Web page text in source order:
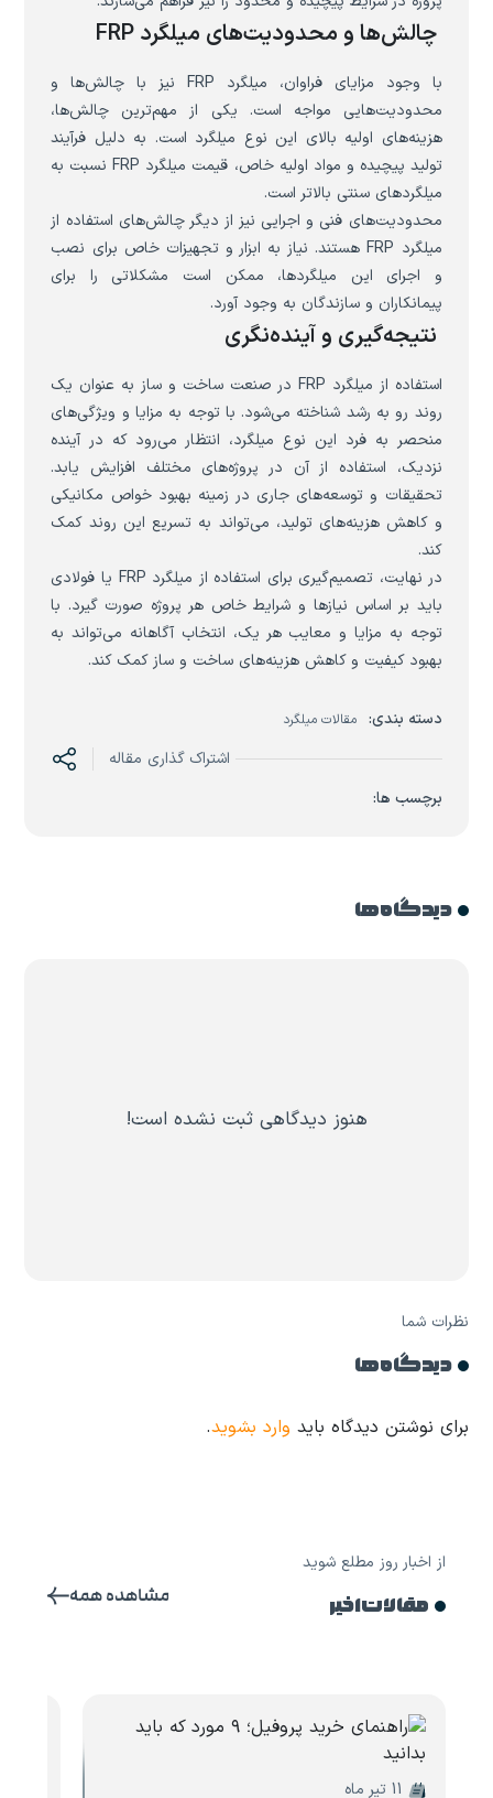
چالش‌ها و محدودیت‌های میلگرد FRP
با وجود مزایای فراوان، میلگرد FRP نیز با چالش‌ها و
محدودیت‌هایی مواجه است. یکی از مهم‌ترین چالش‌ها،
هزینه‌های اولیه بالای این نوع میلگرد است. به دلیل فرآیند
تولید پیچیده و مواد اولیه خاص، قیمت میلگرد FRP نسبت به
میلگردهای سنتی بالاتر است.
محدودیت‌های فنی و اجرایی نیز از دیگر چالش‌های استفاده از
میلگرد FRP هستند. نیاز به ابزار و تجهیزات خاص برای نصب
و اجرای این میلگردها، ممکن است مشکلاتی را برای
پیمانکاران و سازندگان به وجود آورد.
نتیجه‌گیری و آینده‌نگری
استفاده از میلگرد FRP در صنعت ساخت و ساز به عنوان یک
روند رو به رشد شناخته می‌شود. با توجه به مزایا و ویژگی‌های
منحصر به فرد این نوع میلگرد، انتظار می‌رود که در آینده
نزدیک، استفاده از آن در پروژه‌های مختلف افزایش یابد.
تحقیقات و توسعه‌های جاری در زمینه بهبود خواص مکانیکی
و کاهش هزینه‌های تولید، می‌تواند به تسریع این روند کمک
کند.
در نهایت، تصمیم‌گیری برای استفاده از میلگرد FRP یا فولادی
باید بر اساس نیازها و شرایط خاص هر پروژه صورت گیرد. با
توجه به مزایا و معایب هر یک، انتخاب آگاهانه می‌تواند به
بهبود کیفیت و کاهش هزینه‌های ساخت و ساز کمک کند.
دسته بندی: مقالات میلگرد
اشتراک گذاری مقاله
برچسب ها:
دیدگاه ها
هنوز دیدگاهی ثبت نشده است!
نظرات شما
دیدگاه ها
برای نوشتن دیدگاه باید وارد بشوید.
از اخبار روز مطلع شوید
مقالات اخیر مشاهده همه